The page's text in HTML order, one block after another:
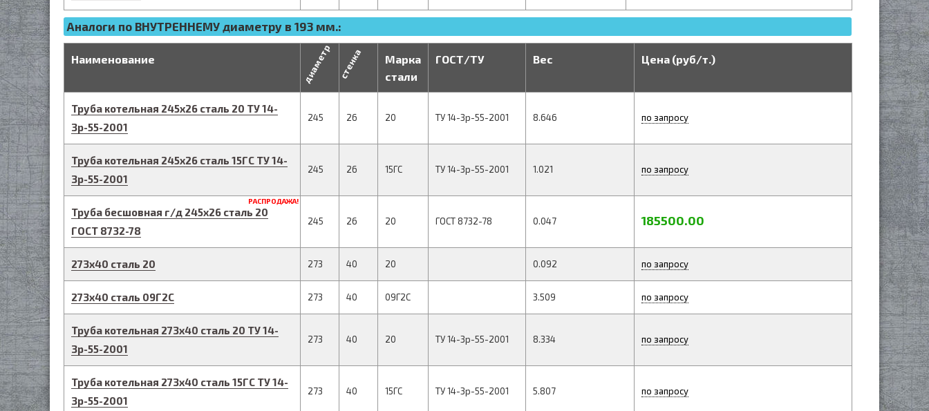
Аналоги по ВНУТРЕННЕМУ диаметру в 193 мм.:
Наименование диаметр стенка
Марка
стали
ГОСТ/ТУ Вес Цена (руб/т.)
Труба котельная 245х26 сталь 20 ТУ 14-
3р-55-2001
245 26 20 ТУ 14-3р-55-2001 8.646 по запросу
Труба котельная 245х26 сталь 15ГС ТУ 14-
3р-55-2001
245 26 15ГС ТУ 14-3р-55-2001 1.021 по запросу
РАСПРОДАЖА!
Труба бесшовная г/д 245х26 сталь 20
ГОСТ 8732-78
245 26 20 ГОСТ 8732-78 0.047 185500.00
273х40 сталь 20 273 40 20 0.092 по запросу
273х40 сталь 09Г2С 273 40 09Г2С 3.509 по запросу
Труба котельная 273х40 сталь 20 ТУ 14-
3р-55-2001
273 40 20 ТУ 14-3р-55-2001 8.334 по запросу
Труба котельная 273х40 сталь 15ГС ТУ 14-
3р-55-2001
273 40 15ГС ТУ 14-3р-55-2001 5.807 по запросу